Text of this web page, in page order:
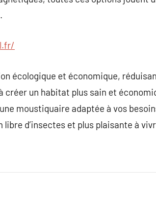
écologique et économique,
un habitat plus sain et
moustiquaire adaptée à vos
d’insectes et plus plaisante à